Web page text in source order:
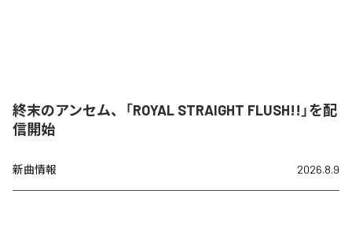
終末のアンセム、「ROYAL STRAIGHT FLUSH!!」を配
信開始
新曲情報 2026.8.9